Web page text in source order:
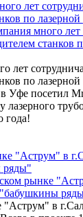
много лет
станков
лет
по лазерной
Уфе посетил
лазерного
года!
рынке
в